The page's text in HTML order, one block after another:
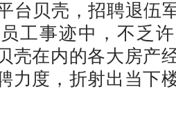
贝壳，招聘退伍
工事迹中，不乏
壳在内的各大房产
力度，折射出当下